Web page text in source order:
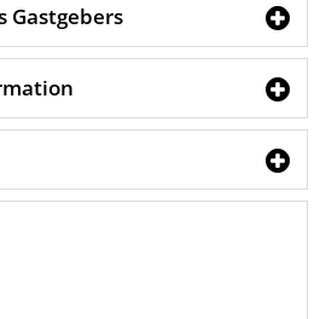
Gastgebers